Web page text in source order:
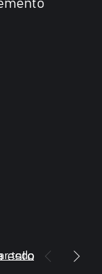
esto
todo